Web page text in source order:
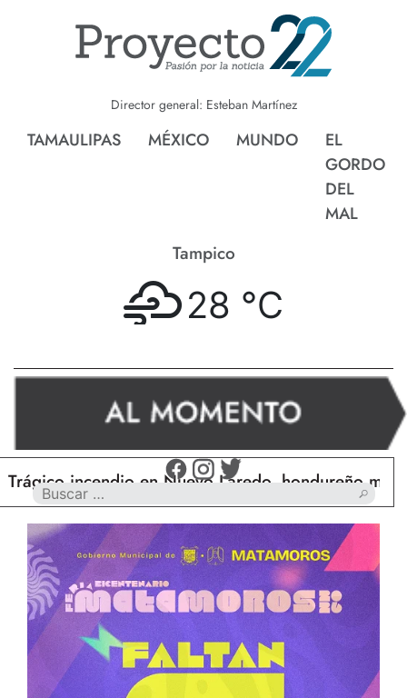
Director general: Esteban Martínez
TAMAULIPAS MÉXICO MUNDO
EL
GORDO
DEL
MAL
Tampico
28 °C
incendio en Nuevo Laredo, hondureño muere